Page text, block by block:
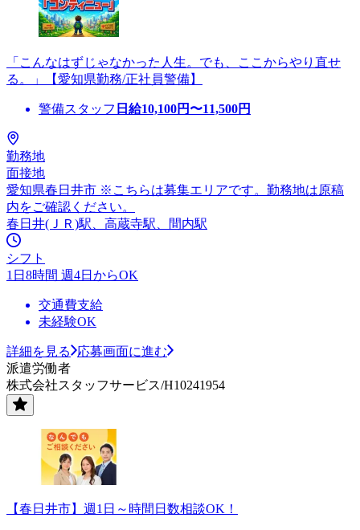
「こんなはずじゃなかった人生。でも、ここからやり直せ
る。」【愛知県勤務/正社員警備】
警備スタッフ 日給10,100円〜11,500円
勤務地
面接地
愛知県春日井市 ※こちらは募集エリアです。勤務地は原稿
内をご確認ください。
春日井(ＪＲ)駅、高蔵寺駅、間内駅
シフト
1日8時間 週4日からOK
交通費支給
未経験OK
詳細を見る
応募画面に進む
派遣労働者
株式会社スタッフサービス/H10241954
【春日井市】週1日～時間日数相談OK！